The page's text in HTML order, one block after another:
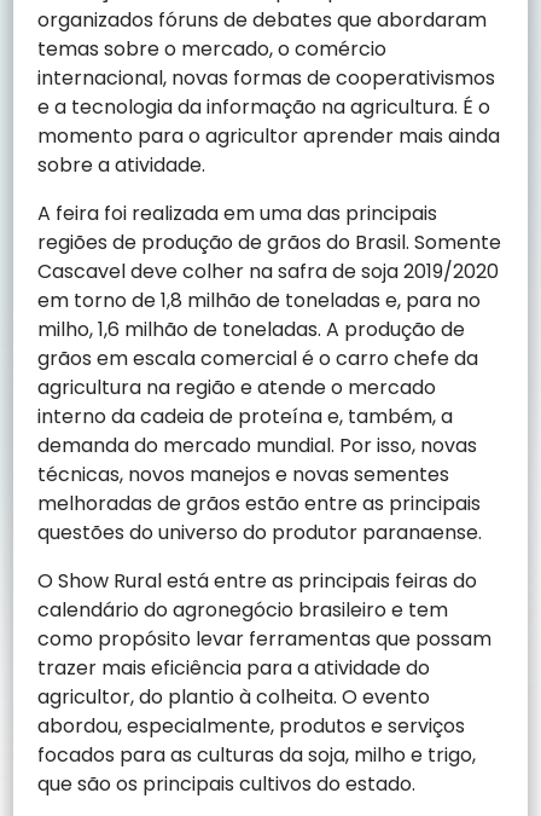
organizados fóruns de debates que abordaram
temas sobre o mercado, o comércio
internacional, novas formas de cooperativismos
e a tecnologia da informação na agricultura. É o
momento para o agricultor aprender mais ainda
sobre a atividade.
A feira foi realizada em uma das principais
regiões de produção de grãos do Brasil. Somente
Cascavel deve colher na safra de soja 2019/2020
em torno de 1,8 milhão de toneladas e, para no
milho, 1,6 milhão de toneladas. A produção de
grãos em escala comercial é o carro chefe da
agricultura na região e atende o mercado
interno da cadeia de proteína e, também, a
demanda do mercado mundial. Por isso, novas
técnicas, novos manejos e novas sementes
melhoradas de grãos estão entre as principais
questões do universo do produtor paranaense.
O Show Rural está entre as principais feiras do
calendário do agronegócio brasileiro e tem
como propósito levar ferramentas que possam
trazer mais eficiência para a atividade do
agricultor, do plantio à colheita. O evento
abordou, especialmente, produtos e serviços
focados para as culturas da soja, milho e trigo,
que são os principais cultivos do estado.